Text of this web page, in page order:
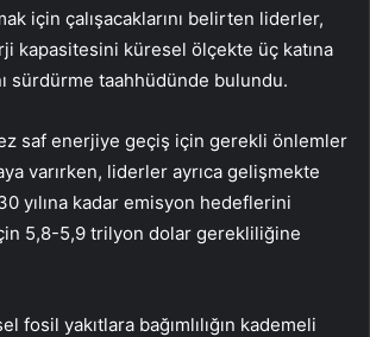
için çalışacaklarını belirten liderler,
kapasitesini küresel ölçekte üç katına
sürdürme taahhüdünde bulundu.
saf enerjiye geçiş için gerekli önlemler
varırken, liderler ayrıca gelişmekte
yılına kadar emisyon hedeflerini
5,8-5,9 trilyon dolar gerekliliğine
fosil yakıtlara bağımlılığın kademeli